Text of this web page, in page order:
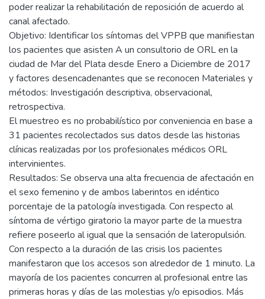
poder realizar la rehabilitación de reposición de acuerdo al
canal afectado.
Objetivo: Identificar los síntomas del VPPB que manifiestan
los pacientes que asisten A un consultorio de ORL en la
ciudad de Mar del Plata desde Enero a Diciembre de 2017
y factores desencadenantes que se reconocen Materiales y
métodos: Investigación descriptiva, observacional,
retrospectiva.
El muestreo es no probabilístico por conveniencia en base a
31 pacientes recolectados sus datos desde las historias
clínicas realizadas por los profesionales médicos ORL
intervinientes.
Resultados: Se observa una alta frecuencia de afectación en
el sexo femenino y de ambos laberintos en idéntico
porcentaje de la patología investigada. Con respecto al
síntoma de vértigo giratorio la mayor parte de la muestra
refiere poseerlo al igual que la sensación de lateropulsión.
Con respecto a la duración de las crisis los pacientes
manifestaron que los accesos son alrededor de 1 minuto. La
mayoría de los pacientes concurren al profesional entre las
primeras horas y días de las molestias y/o episodios. Más